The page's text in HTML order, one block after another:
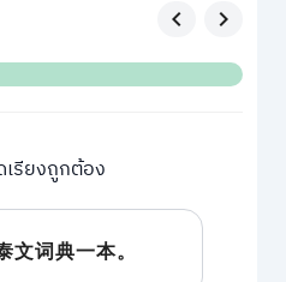
เรียงถูกต้อง
文词典一本。